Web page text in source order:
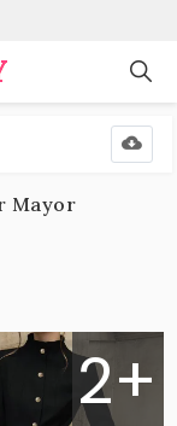
Mayor
2+